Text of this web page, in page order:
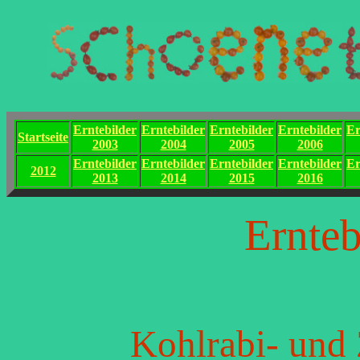
Startseite
Erntebilder
2003
Erntebilder
2004
Erntebilder
2005
Erntebilder
2006
2012
Erntebilder
2013
Erntebilder
2014
Erntebilder
2015
Erntebilder
2016
Kohlrabi- und